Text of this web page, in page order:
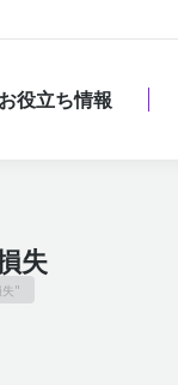
お役立ち情報
失
"
役立ち情報